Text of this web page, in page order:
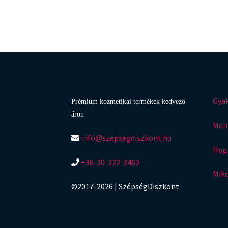
Prémium kozmetikai termékek kedvező
áron
info@szepsegdiszkont.hu
+36-30-322-3469
©2017-2026 | SzépségDiszkont